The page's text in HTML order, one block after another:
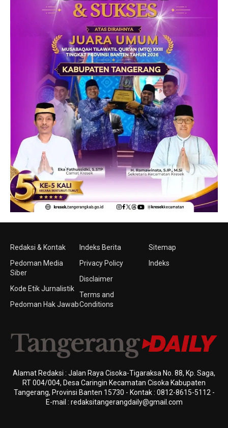
Redaksi & Kontak
Pedoman Media
Siber
Kode Etik Jurnalistik
Pedoman Hak Jawab
Indeks Berita
Privacy Policy
Disclaimer
Terms and
Conditions
Sitemap
Indeks
Alamat Redaksi : Jalan Raya Cisoka-Tigaraksa No. 88, Kp. Saga,
RT 004/004, Desa Caringin Kecamatan Cisoka Kabupaten
Tangerang, Provinsi Banten 15730 - Kontak : 0812-8615-5112 -
E-mail : redaksitangerangdaily@gmail.com